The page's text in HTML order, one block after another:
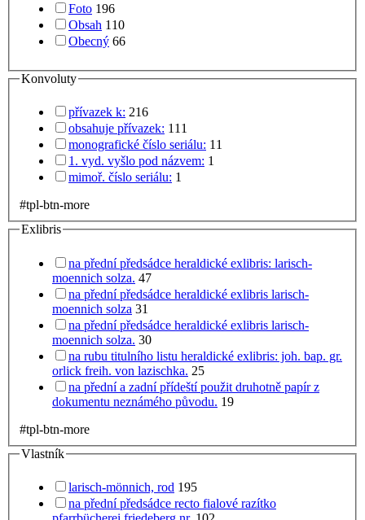
Foto 196
Obsah 110
Obecný 66
Konvoluty
přívazek k: 216
obsahuje přívazek: 111
monografické číslo seriálu: 11
1. vyd. vyšlo pod názvem: 1
mimoř. číslo seriálu: 1
#tpl-btn-more
Exlibris
na přední předsádce heraldické exlibris: larisch-
moennich solza. 47
na přední předsádce heraldické exlibris larisch-
moennich solza 31
na přední předsádce heraldické exlibris larisch-
moennich solza. 30
na rubu titulního listu heraldické exlibris: joh. bap. gr.
orlick freih. von lazischka. 25
na přední a zadní přídeští použit druhotně papír z
dokumentu neznámého původu. 19
#tpl-btn-more
Vlastník
larisch-mönnich, rod 195
na přední předsádce recto fialové razítko